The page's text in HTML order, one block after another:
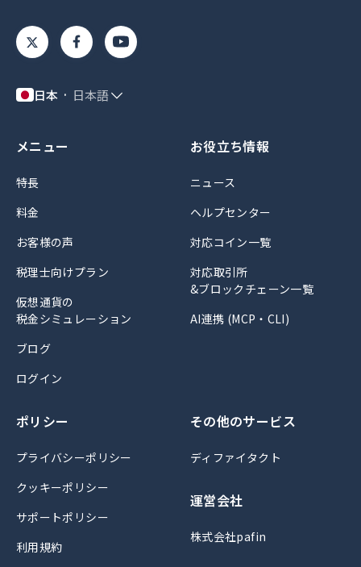
日本 日本語
メニュー
特長
料金
お客様の声
税理士向けプラン
仮想通貨の
税金シミュレーション
ブログ
ログイン
お役立ち情報
ニュース
ヘルプセンター
対応コイン一覧
対応取引所
&ブロックチェーン一覧
AI連携 (MCP・CLI)
ポリシー
プライバシーポリシー
クッキーポリシー
サポートポリシー
利用規約
その他のサービス
ディファイタクト
運営会社
株式会社pafin